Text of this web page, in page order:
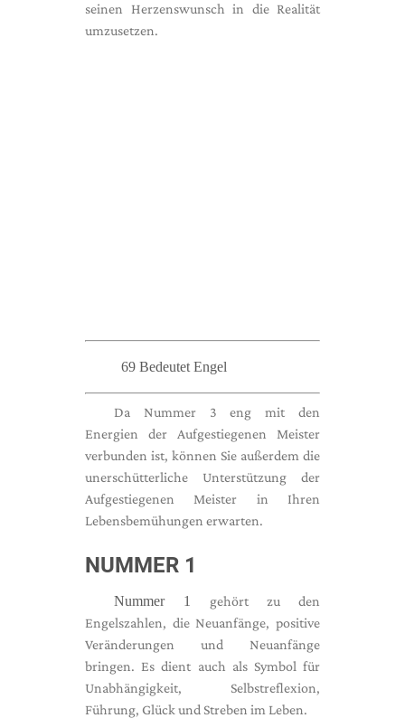
seinen Herzenswunsch in die Realität
umzusetzen.
69 Bedeutet Engel
Da Nummer 3 eng mit den
Energien der Aufgestiegenen Meister
verbunden ist, können Sie außerdem die
unerschütterliche Unterstützung der
Aufgestiegenen Meister in Ihren
Lebensbemühungen erwarten.
NUMMER 1
Nummer 1
gehört zu den
Engelszahlen, die Neuanfänge, positive
Veränderungen und Neuanfänge
bringen. Es dient auch als Symbol für
Unabhängigkeit, Selbstreflexion,
Führung, Glück und Streben im Leben.